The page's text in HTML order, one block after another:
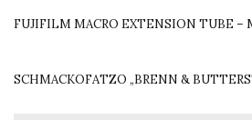
FUJIFILM MACRO EXTENSION TUBE –
SCHMACKOFATZO „BRENN &